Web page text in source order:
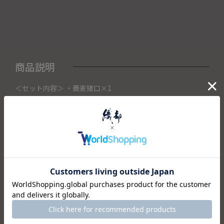
商品説明
＜セット内容＞ ・蕎麦猪口×1
こちらの商品は織部下北沢店にて展示販売中の作品になりま
ご注文いただいたタイミングによって織部下北沢店頭で売り
切れた場合は、キャンセルさせて頂きます。
また織部下北沢店からの出荷になりますので、ご注文確認
予めご了承くださいませ。